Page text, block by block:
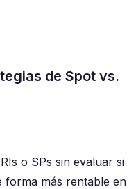
de Spot vs.
o SPs sin evaluar si
más rentable en